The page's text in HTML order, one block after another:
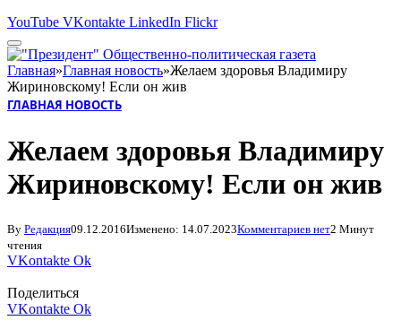
YouTube VKontakte LinkedIn Flickr
Главная»Главная новость»Желаем здоровья Владимиру
Жириновскому! Если он жив
ГЛАВНАЯ НОВОСТЬ
Желаем здоровья Владимиру
Жириновскому! Если он жив
By Редакция09.12.2016Изменено: 14.07.2023Комментариев нет2 Минут
чтения
VKontakte Ok
Поделиться
VKontakte Ok